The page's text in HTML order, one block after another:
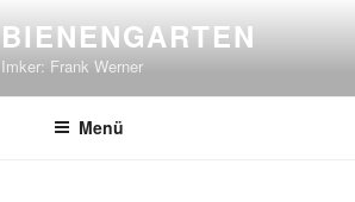
BIENENGARTEN
Imker: Frank Werner
Menü